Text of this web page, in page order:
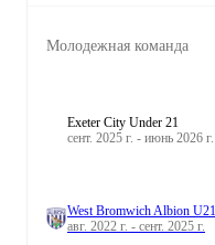
Молодежная команда
Exeter City Under 21
сент. 2025 г. - июнь 2026 г.
West Bromwich Albion U21
авг. 2022 г. - сент. 2025 г.